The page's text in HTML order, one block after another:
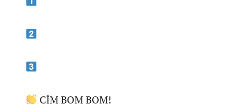
CİM BOM BOM!